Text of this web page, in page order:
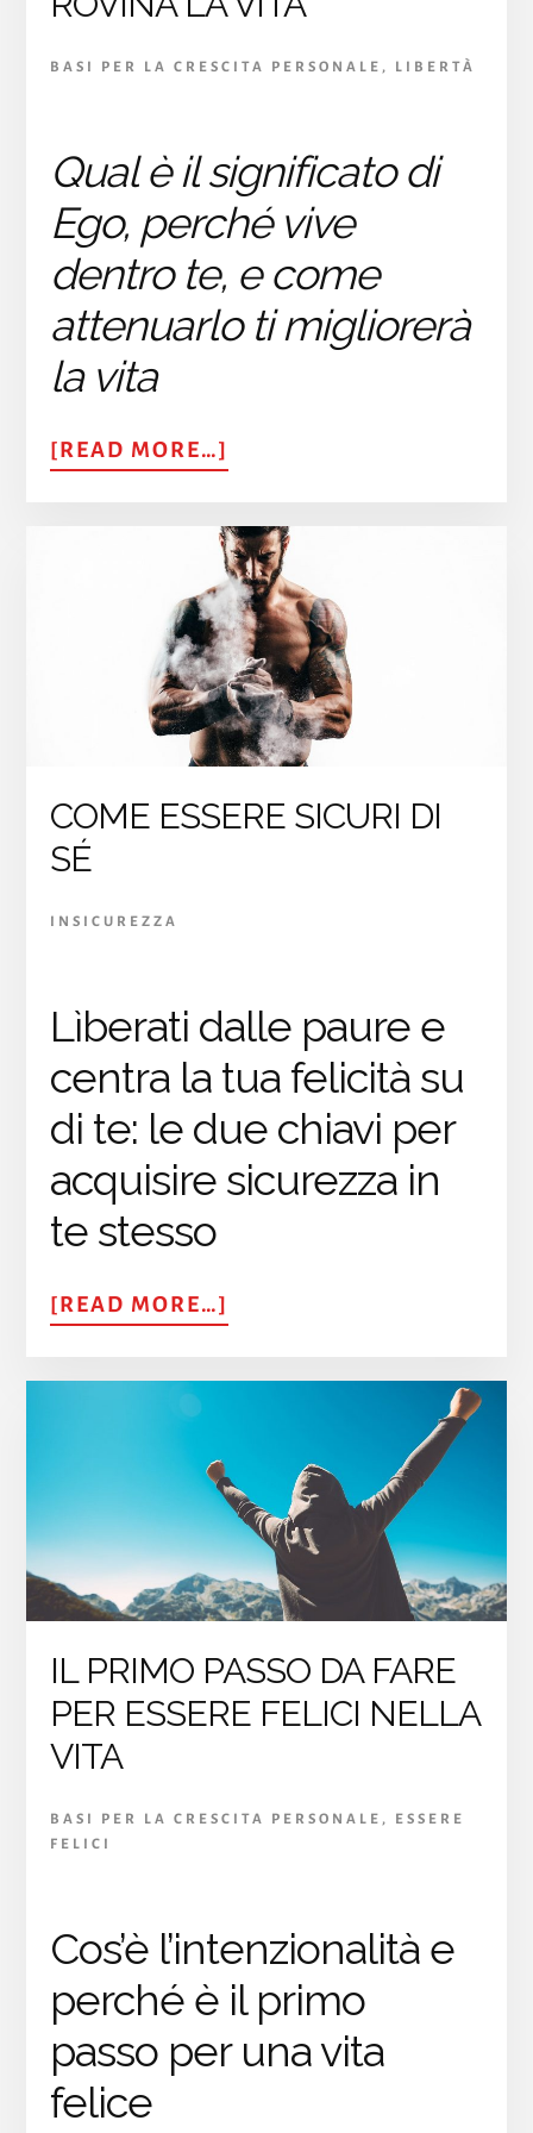
BASI PER LA CRESCITA PERSONALE , LIBERTÀ
Qual è il significato di
Ego, perché vive
dentro te, e come
attenuarlo ti migliorerà
la vita
[READ MORE…]
COS’È
E
COME
TI
ROVINA
LA
VITA
COME ESSERE SICURI DI
SÉ
INSICUREZZA
Lìberati dalle paure e
centra la tua felicità su
di te: le due chiavi per
acquisire sicurezza in
te stesso
[READ MORE…]
ESSERE
SÉ
IL PRIMO PASSO DA FARE
PER ESSERE FELICI NELLA
VITA
BASI PER LA CRESCITA PERSONALE , ESSERE
FELICI
Cos’è l’intenzionalità e
perché è il primo
passo per una vita
felice